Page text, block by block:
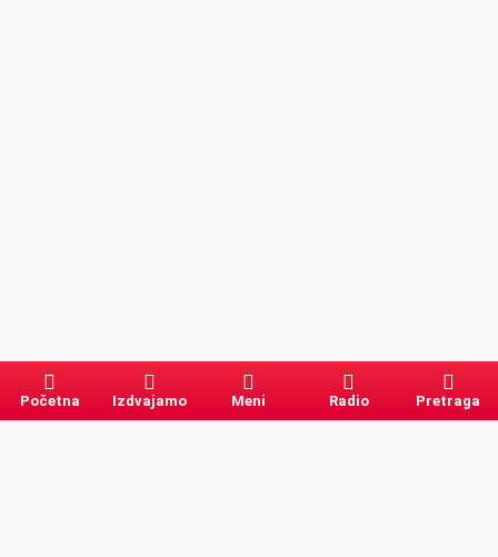
Početna Izdvajamo Meni Radio Pretraga